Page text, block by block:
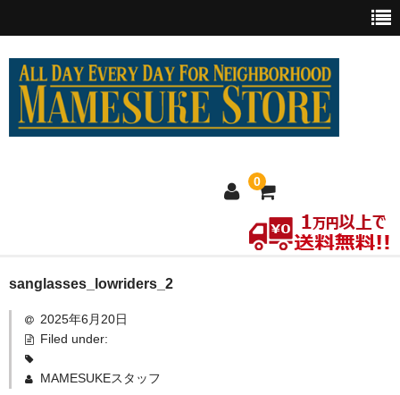
0
ホーム
MEXICO買い付け
新商品
sanglasses_lowriders_2
2025年6月20日
Filed under:
MAMESUKEスタッフ